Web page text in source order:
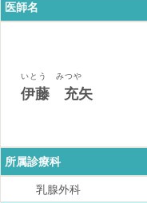
医師名
いとう みつや
伊藤 充矢
所属診療科
乳腺外科